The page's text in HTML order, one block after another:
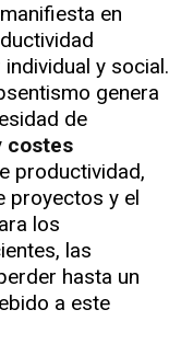
en
y social.
genera
de
costes
productividad,
proyectos y el
los
las
hasta un
a este